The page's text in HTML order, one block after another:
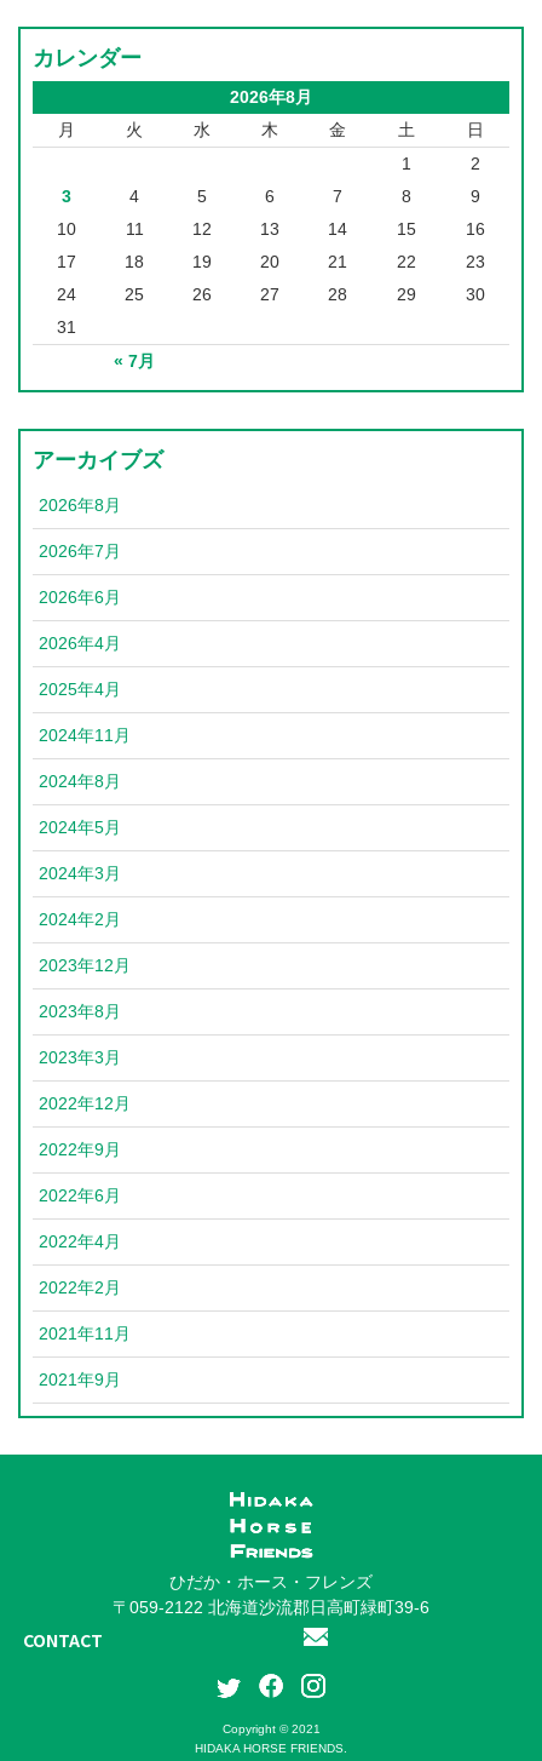
カレンダー
2026年8月
月
火 水 木 金 土 日
« 7月
1
2
3
4 5 6 7 8
9
10
11 12 13 14 15
16
17
18 19 20 21 22
23
24
25 26 27 28 29
30
31
アーカイブズ
2026年8月
2026年7月
2026年6月
2026年4月
2025年4月
2024年11月
2024年8月
2024年5月
2024年3月
2024年2月
2023年12月
2023年8月
2023年3月
2022年12月
2022年9月
2022年6月
2022年4月
2022年2月
2021年11月
2021年9月
ひだか・ホース・フレンズ
〒059-2122 北海道沙流郡日高町緑町39-6
CONTACT
Copyright © 2021
HIDAKA HORSE FRIENDS.